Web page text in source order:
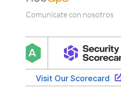
Comunícate con nosotros